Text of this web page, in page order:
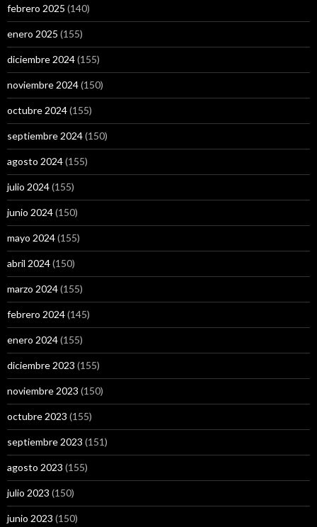
febrero 2025 (140)
enero 2025 (155)
diciembre 2024(155)
noviembre 2024(150)
octubre 2024(155)
septiembre 2024(150)
agosto 2024(155)
julio 2024(155)
junio 2024(150)
mayo 2024(155)
abril 2024(150)
marzo 2024(155)
febrero 2024(145)
enero 2024(155)
diciembre 2023 (155)
noviembre 2023 (150)
octubre 2023 (155)
septiembre 2023 (151)
agosto 2023 (155)
julio 2023 (150)
junio 2023 (150)